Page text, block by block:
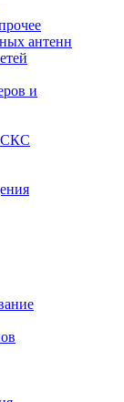
антенн
и
СКС